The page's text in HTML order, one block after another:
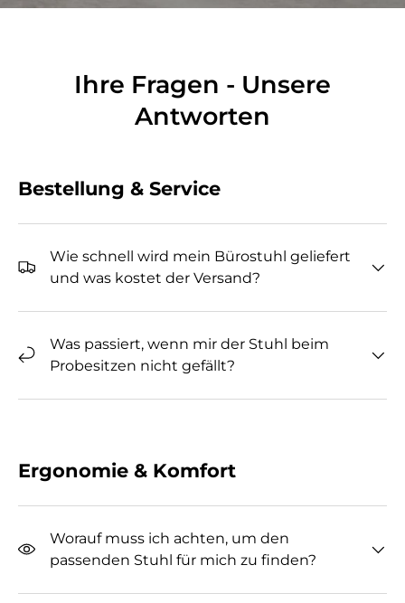
Ihre Fragen - Unsere
Antworten
Bestellung & Service
Wie schnell wird mein Bürostuhl geliefert
und was kostet der Versand?
Was passiert, wenn mir der Stuhl beim
Probesitzen nicht gefällt?
Ergonomie & Komfort
Worauf muss ich achten, um den
passenden Stuhl für mich zu finden?